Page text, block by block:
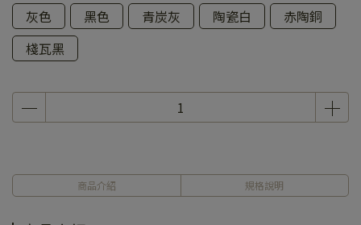
灰色
黑色 青炭灰 陶瓷白
赤陶銅
棧瓦黑
商品介紹 規格說明